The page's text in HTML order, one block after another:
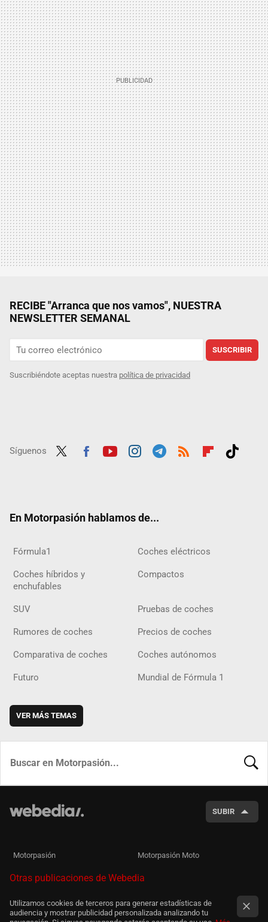
RECIBE "Arranca que nos vamos", NUESTRA
NEWSLETTER SEMANAL
SUSCRIBIR
Suscribiéndote aceptas nuestra política de privacidad
Síguenos
En Motorpasión hablamos de...
Fórmula1 Coches eléctricos
Coches híbridos y
enchufables
Compactos
SUV Pruebas de coches
Rumores de coches Precios de coches
Comparativa de coches Coches autónomos
Futuro Mundial de Fórmula 1
VER MÁS TEMAS
SUBIR
Motorpasión Motorpasión Moto
Otras publicaciones de Webedia
Utilizamos cookies de terceros para generar estadísticas de
audiencia y mostrar publicidad personalizada analizando tu